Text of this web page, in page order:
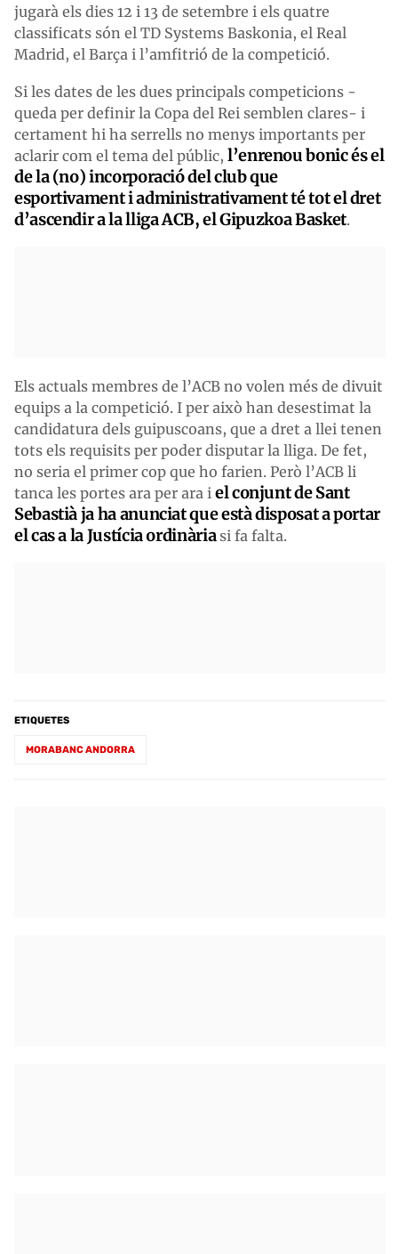
jugarà els dies 12 i 13 de setembre i els quatre
classificats són el TD Systems Baskonia, el Real
Madrid, el Barça i l’amfitrió de la competició.
Si les dates de les dues principals competicions -
queda per definir la Copa del Rei semblen clares- i
certament hi ha serrells no menys importants per
aclarir com el tema del públic, l’enrenou bonic és el
de la (no) incorporació del club que
esportivament i administrativament té tot el dret
d’ascendir a la lliga ACB, el Gipuzkoa Basket.
Els actuals membres de l’ACB no volen més de divuit
equips a la competició. I per això han desestimat la
candidatura dels guipuscoans, que a dret a llei tenen
tots els requisits per poder disputar la lliga. De fet,
no seria el primer cop que ho farien. Però l’ACB li
tanca les portes ara per ara i el conjunt de Sant
Sebastià ja ha anunciat que està disposat a portar
el cas a la Justícia ordinària si fa falta.
ETIQUETES
MORABANC ANDORRA